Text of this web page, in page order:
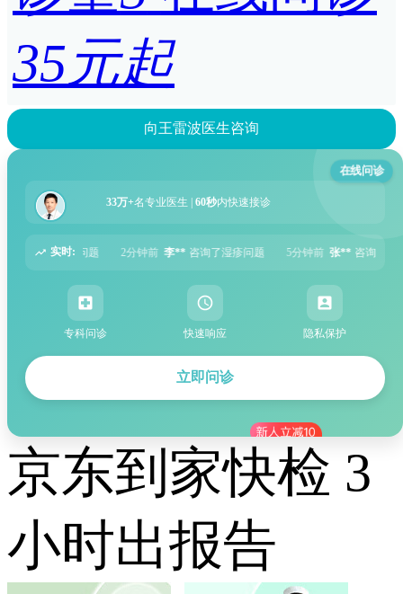
35元起
向王雷波医生咨询
在线问诊
33万+名专业医生 | 60秒内快速接诊
实时:
咨询了湿疹问题 5分钟前 张** 咨询了过敏性鼻炎问题 6分钟前 周** 咨询
专科问诊 快速响应 隐私保护
立即问诊
京东到家快检 3
小时出报告